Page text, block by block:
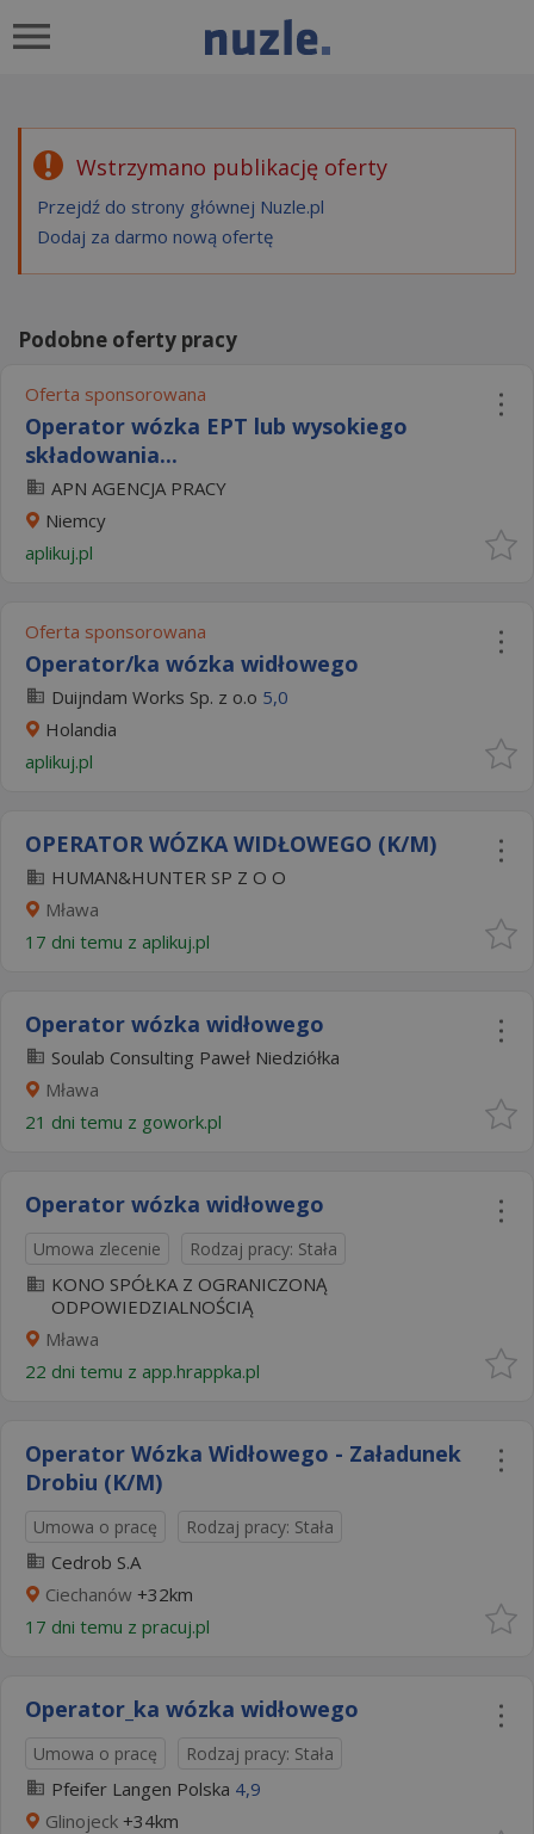
Wstrzymano publikację oferty
Przejdź do strony głównej Nuzle.pl
Dodaj za darmo nową ofertę
Podobne oferty pracy
Oferta sponsorowana
Operator wózka EPT lub wysokiego
składowania...
APN AGENCJA PRACY
Niemcy
aplikuj.pl
Oferta sponsorowana
Operator/ka wózka widłowego
Duijndam Works Sp. z o.o 5,0
Holandia
aplikuj.pl
OPERATOR WÓZKA WIDŁOWEGO (K/M)
HUMAN&HUNTER SP Z O O
Mława
17 dni temu z aplikuj.pl
Operator wózka widłowego
Soulab Consulting Paweł Niedziółka
Mława
21 dni temu z gowork.pl
Operator wózka widłowego
Umowa zlecenie Rodzaj pracy: Stała
KONO SPÓŁKA Z OGRANICZONĄ
ODPOWIEDZIALNOŚCIĄ
Mława
22 dni temu z app.hrappka.pl
Operator Wózka Widłowego - Załadunek
Drobiu (K/M)
Umowa o pracę Rodzaj pracy: Stała
Cedrob S.A
Ciechanów +32km
17 dni temu z pracuj.pl
Operator_ka wózka widłowego
Umowa o pracę Rodzaj pracy: Stała
Pfeifer Langen Polska 4,9
Glinojeck +34km